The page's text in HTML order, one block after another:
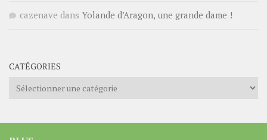
cazenave dans Yolande d’Aragon, une grande dame !
CATÉGORIES
Catégories